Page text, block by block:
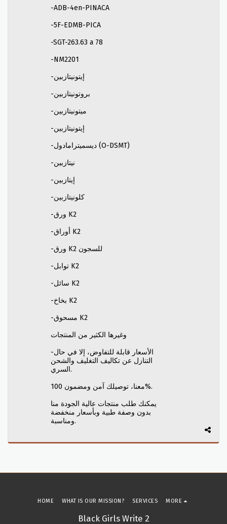
-ADB-4en-PINACA
-5F-EDMB-PICA
-SGT-263.63 a 78
-NM2201
-إيتونيتازبين
-بروتونيتازبين
-ميتونيتازبين
-إيتونيتازبين
-ديسميترامادول (O-DSMT)
-نيتازبين
-إيتازبين
-كلونيتازبين
-ورق K2
-أوراق K2
-ورق K2 للسجون
-توابل K2
-سائل K2
-بخاخ K2
-مسحوق K2
وغيرها الكثير من المنتجات
-الأسعار قابلة للتفاوض، إلا في حال
التنازل عن تكاليف التغليف والشحن
السري.
معنا، توصيلك آمن ومضمون 100%.
يمكنك طلب منتجات عالية الجودة منا
بدون وصفة طبية وبأسعار منخفضة
ومناسبة.
Black Girls Write 2
HOME WHAT IS OUR MISSION? SERVICES MORE